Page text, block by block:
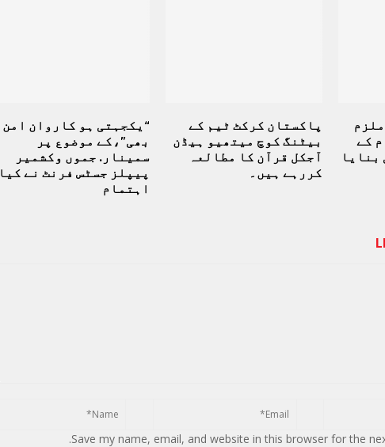
“یکجہتی ہو کاروان امن
بھی”،کے موضوع پر
سمینار. جموں وکشمیر
پیپلز جسٹس فرنٹ نے کیا
اہتمام
پاکستان کرکٹ ٹیم کے
بیٹنگ کوچ میتھیو ہیڈن
آجکل قرآن کا مطالعہ
کررہے ہیں۔
کے
بنایا
Save my name, email, and website in this browser for the